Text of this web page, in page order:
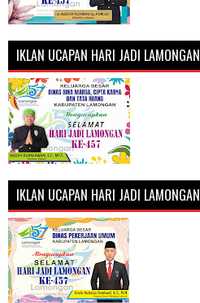
IKLAN UCAPAN HARI JADI LAMONGAN
IKLAN UCAPAN HARI JADI LAMONGAN